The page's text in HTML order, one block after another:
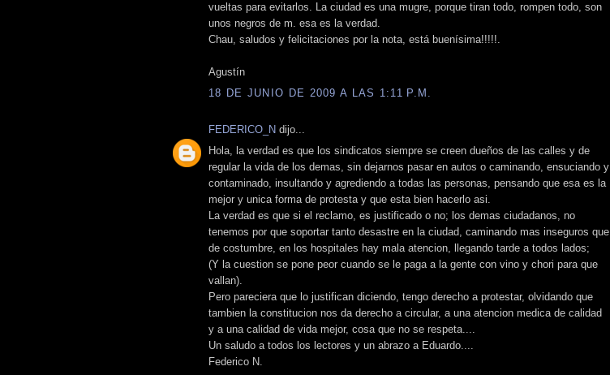
vueltas para evitarlos. La ciudad es una mugre, porque tiran todo, rompen todo, son
unos negros de m. esa es la verdad.
Chau, saludos y felicitaciones por la nota, está buenísima!!!!!.
Agustín
18 DE JUNIO DE 2009 A LAS 1:11 P.M.
FEDERICO_N dijo...
Hola, la verdad es que los sindicatos siempre se creen dueños de las calles y de
regular la vida de los demas, sin dejarnos pasar en autos o caminando, ensuciando y
contaminado, insultando y agrediendo a todas las personas, pensando que esa es la
mejor y unica forma de protesta y que esta bien hacerlo asi.
La verdad es que si el reclamo, es justificado o no; los demas ciudadanos, no
tenemos por que soportar tanto desastre en la ciudad, caminando mas inseguros que
de costumbre, en los hospitales hay mala atencion, llegando tarde a todos lados;
(Y la cuestion se pone peor cuando se le paga a la gente con vino y chori para que
vallan).
Pero pareciera que lo justifican diciendo, tengo derecho a protestar, olvidando que
tambien la constitucion nos da derecho a circular, a una atencion medica de calidad
y a una calidad de vida mejor, cosa que no se respeta....
Un saludo a todos los lectores y un abrazo a Eduardo....
Federico N.